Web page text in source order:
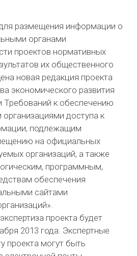
размещения информации о
органами
проектов нормативных
их общественного
новая редакция проекта
экономического развития
к обеспечению
доступа к
подлежащим
на официальных
организаций, а также
программным,
обеспечения
сайтами
проекта будет
2013 года. Экспертные
проекта могут быть